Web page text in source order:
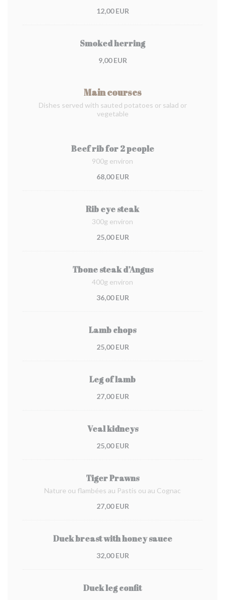
12,00 EUR
Smoked herring
9,00 EUR
Main courses
Dishes served with sauted potatoes or salad or
vegetable
Beef rib for 2 people
900g environ
68,00 EUR
Rib eye steak
300g environ
25,00 EUR
Tbone steak d’Angus
400g environ
36,00 EUR
Lamb chops
25,00 EUR
Leg of lamb
27,00 EUR
Veal kidneys
25,00 EUR
Tiger Prawns
Nature ou flambées au Pastis ou au Cognac
27,00 EUR
Duck breast with honey sauce
32,00 EUR
Duck leg confit